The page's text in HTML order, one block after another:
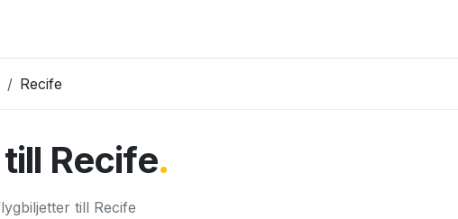
Recife
Recife.
till Recife